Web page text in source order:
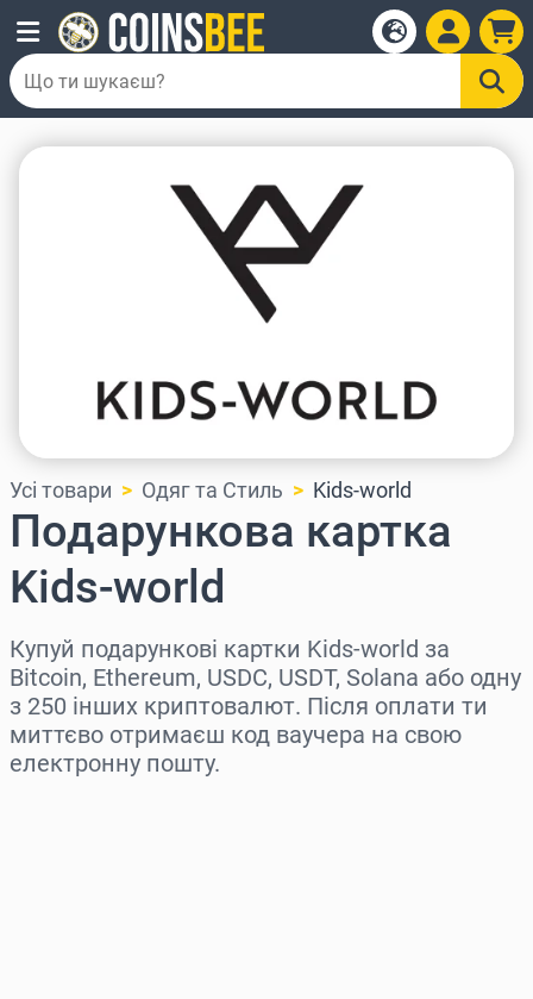
Усі товари Одяг та Стиль Kids-world
Подарункова картка
Kids-world
Купуй подарункові картки Kids-world за
Bitcoin, Ethereum, USDC, USDT, Solana або одну
з 250 інших криптовалют. Після оплати ти
миттєво отримаєш код ваучера на свою
електронну пошту.